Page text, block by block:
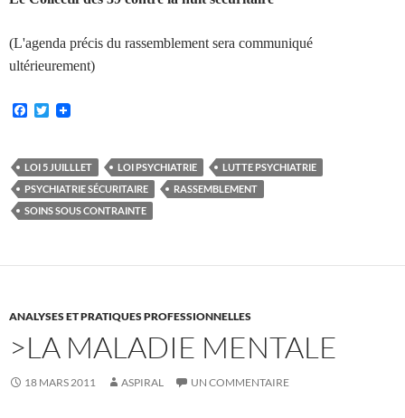
(L'agenda précis du rassemblement sera communiqué
ultérieurement)
F
b
o
o
k
T
t
e
r
LOI 5 JUILLLET LOI PSYCHIATRIE
LUTTE PSYCHIATRIE
PSYCHIATRIE SÉCURITAIRE
RASSEMBLEMENT
SOINS SOUS CONTRAINTE
ANALYSES ET PRATIQUES PROFESSIONNELLES
>LA MALADIE MENTALE
18 MARS 2011 ASPIRAL UN COMMENTAIRE